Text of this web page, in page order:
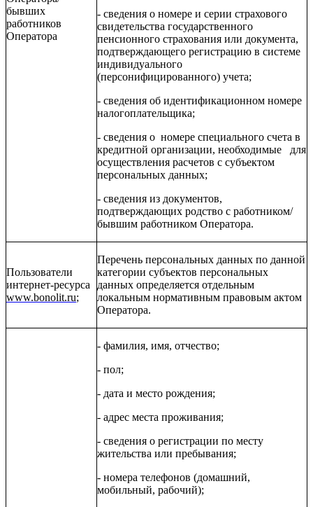
бывших
работников
Оператора
- сведения о номере и серии страхового
свидетельства государственного
пенсионного страхования или документа,
подтверждающего регистрацию в системе
индивидуального
(персонифицированного) учета;
- сведения об идентификационном номере
налогоплательщика;
- сведения о номере специального счета в
кредитной организации, необходимые для
осуществления расчетов с субъектом
персональных данных;
- сведения из документов,
подтверждающих родство с работником/
бывшим работником Оператора.
Пользователи
интернет-ресурса
www.bonolit.ru;
Перечень персональных данных по данной
категории субъектов персональных
данных определяется отдельным
локальным нормативным правовым актом
Оператора.
- фамилия, имя, отчество;
- пол;
- дата и место рождения;
- адрес места проживания;
- сведения о регистрации по месту
жительства или пребывания;
- номера телефонов (домашний,
мобильный, рабочий);